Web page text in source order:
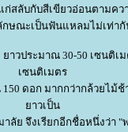
ก่สลับกับสีเขียวอ่อนตามค
กษณะเป็นฟันแหลมไม่เท่ากั
าวประมาณ 30-50 เซนติเ
เซนติเมตร
ดอก มากกว่ากล้วยไม้
าวเป็น
ลัย จึงเรียกอีกชื่อหนึ่งว่า